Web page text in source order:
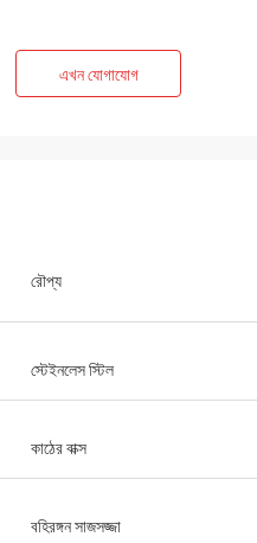
এখন যোগাযোগ
রৌপ্য
স্টেইনলেস স্টিল
কাঠের বাক্স
বহিরঙ্গন সাজসজ্জা